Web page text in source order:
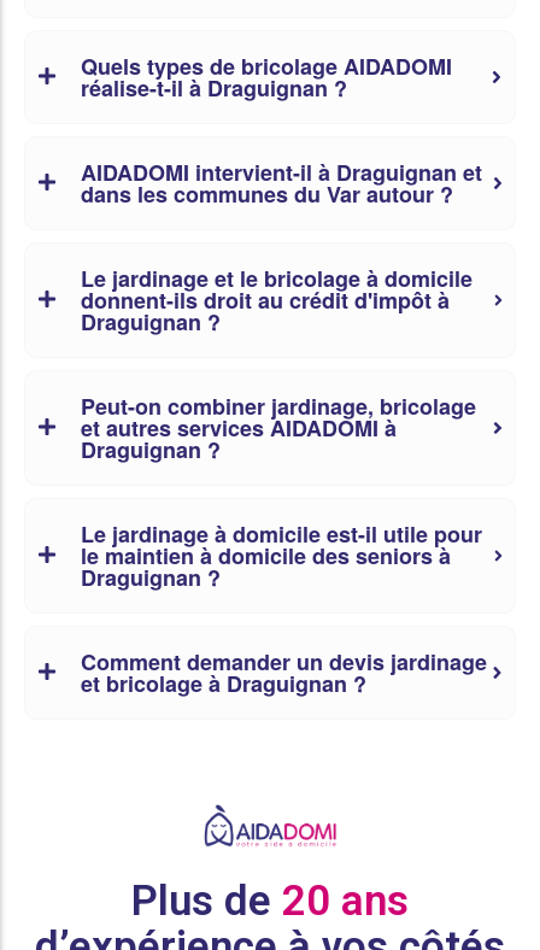
Quels types de bricolage AIDADOMI
réalise-t-il à Draguignan ?
AIDADOMI intervient-il à Draguignan et
dans les communes du Var autour ?
Le jardinage et le bricolage à domicile
donnent-ils droit au crédit d'impôt à
Draguignan ?
Peut-on combiner jardinage, bricolage
et autres services AIDADOMI à
Draguignan ?
Le jardinage à domicile est-il utile pour
le maintien à domicile des seniors à
Draguignan ?
Comment demander un devis jardinage
et bricolage à Draguignan ?
Plus de 20 ans